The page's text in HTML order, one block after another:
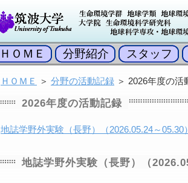
ＨＯＭＥ 分野紹介 スタッフ
ＨＯＭＥ ＞ 分野の活動記録 ＞ 2026年度の活
2026年度の活動記録
地誌学野外実験（長野）（2026.05.24～05.30
地誌学野外実験（長野）（